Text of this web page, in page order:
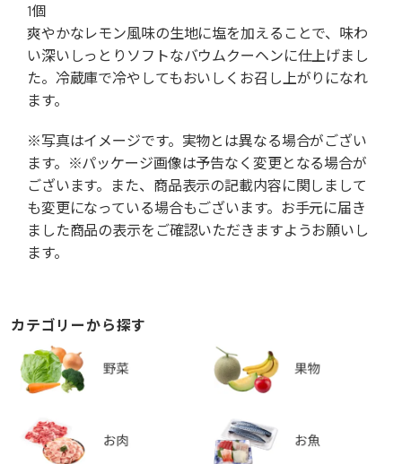
1個
爽やかなレモン風味の生地に塩を加えることで、味わ
い深いしっとりソフトなバウムクーヘンに仕上げまし
た。冷蔵庫で冷やしてもおいしくお召し上がりになれ
ます。
※写真はイメージです。実物とは異なる場合がござい
ます。※パッケージ画像は予告なく変更となる場合が
ございます。また、商品表示の記載内容に関しまして
も変更になっている場合もございます。お手元に届き
ました商品の表示をご確認いただきますようお願いし
ます。
カテゴリーから探す